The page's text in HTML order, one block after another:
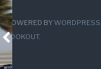
POWERED BYWORDPRESS
LOOKOUT.